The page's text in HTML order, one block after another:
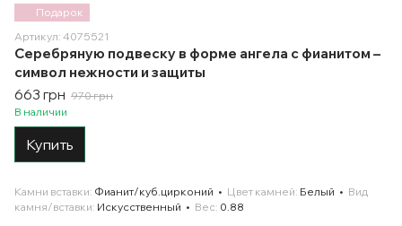
Подарок
Артикул: 4075521
Серебряную подвеску в форме ангела с фианитом –
символ нежности и защиты
663 грн 970 грн
В наличии
Купить
Камни вставки Фианит/куб.цирконий Цвет камней Белый
Вид
камня/вставки Искусственный Вес 0.88